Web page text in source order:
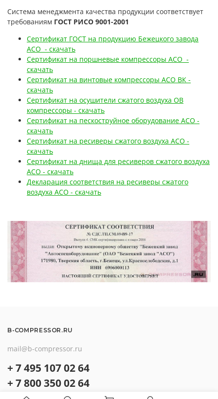
Система менеджмента качества продукции соответствует
требованиям ГОСТ РИСО 9001-2001
Сертификат ГОСТ на продукцию Бежецкого завода
АСО - скачать
Сертификат на поршневые компрессоры АСО -
скачать
Сертификат на винтовые компрессоры АСО ВК -
скачать
Сертификат на осушители сжатого воздуха ОВ
компрессоры - скачать
Сертификат на пескоструйное оборудование АСО -
скачать
Сертификат на ресиверы сжатого воздуха АСО -
скачать
Сертификат на днища для ресиверов сжатого воздуха
АСО - скачать
Декларация соответствия на ресиверы сжатого
воздуха АСО - скачать
B-COMPRESSOR.RU
mail@b-compressor.ru
+ 7 495 107 02 64
+ 7 800 350 02 64